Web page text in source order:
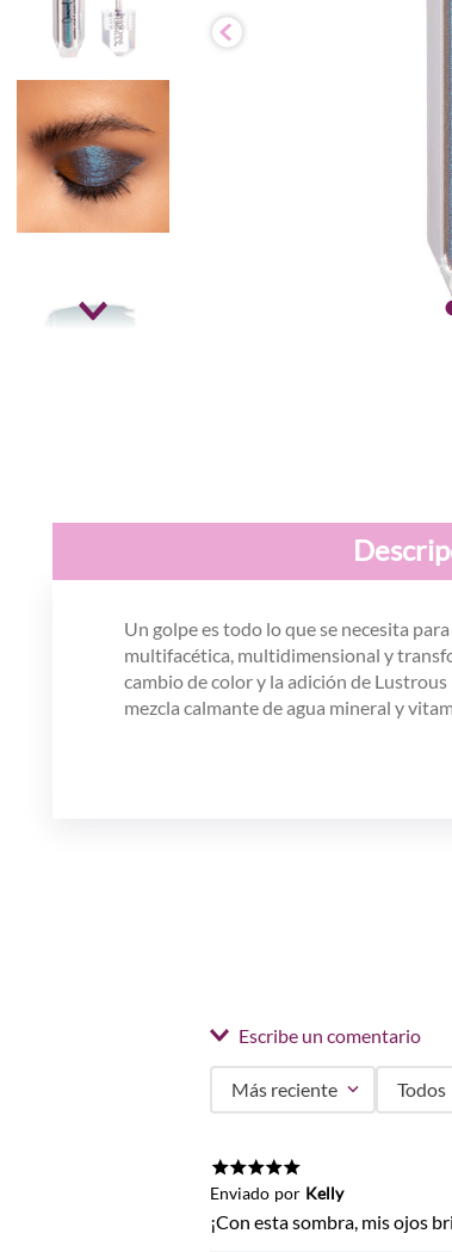
Un golpe es todo lo que se necesita
multifacética, multidimensional y
cambio de color y la adición de
mezcla calmante de agua mineral y
Escribe un comentario
Título
Más reciente Todos
Enviado por Kelly
¡Con esta sombra, mis ojos